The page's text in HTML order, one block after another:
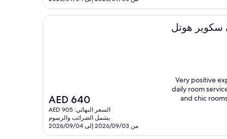
790
"Very positive
daily room
and chic
السعر
الحالي
هو
AED
640
AED 640
السعر النهائي: AED 905
يشمل الضرائب والرسوم
من 2026/09/03 إلى 2026/09/04